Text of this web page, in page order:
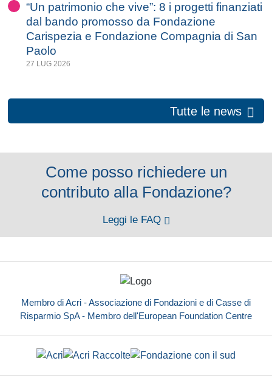
“Un patrimonio che vive”: 8 i progetti finanziati
dal bando promosso da Fondazione
Carispezia e Fondazione Compagnia di San
Paolo
27 LUG 2026
Tutte le news
Come posso richiedere un
contributo alla Fondazione?
Leggi le FAQ
Membro di Acri - Associazione di Fondazioni e di Casse di
Risparmio SpA - Membro dell'European Foundation Centre